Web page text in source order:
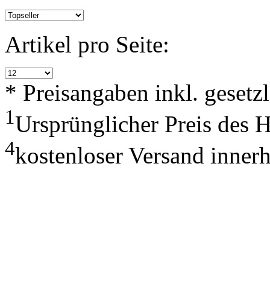
Artikel pro Seite:
* Preisangaben inkl.
1Ursprünglicher Preis des
4kostenloser Versand